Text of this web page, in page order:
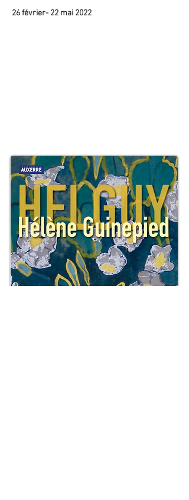
26 février- 22 mai 2022